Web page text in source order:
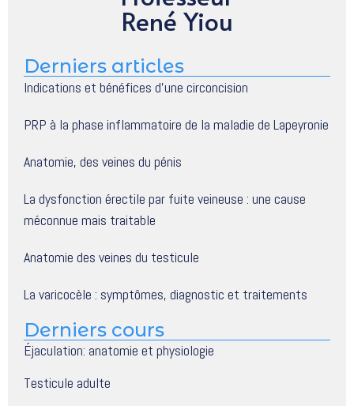
René Yiou
Derniers articles
Indications et bénéfices d’une circoncision
PRP à la phase inflammatoire de la maladie de Lapeyronie
Anatomie, des veines du pénis
La dysfonction érectile par fuite veineuse : une cause
méconnue mais traitable
Anatomie des veines du testicule
La varicocèle : symptômes, diagnostic et traitements
Derniers cours
Éjaculation: anatomie et physiologie
Testicule adulte